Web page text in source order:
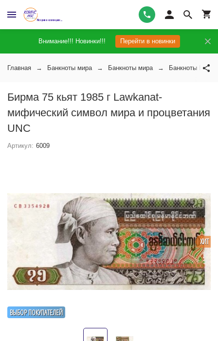
Внимание!!! Новинки!!! Перейти в новинки
Главная Банкноты мира Банкноты мира Банкноты
Бирма 75 кьят 1985 г Lawkanat-
мифический символ мира и процветания
UNC
Артикул: 6009
ВЫБОР ПОКУПАТЕЛЕЙ
ХИТ